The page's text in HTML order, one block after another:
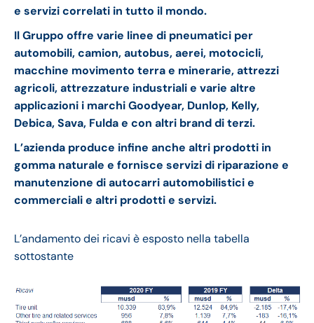
e servizi correlati in tutto il mondo.
Il Gruppo offre varie linee di pneumatici per
automobili, camion, autobus, aerei, motocicli,
macchine movimento terra e minerarie, attrezzi
agricoli, attrezzature industriali e varie altre
applicazioni i marchi Goodyear, Dunlop, Kelly,
Debica, Sava, Fulda e con altri brand di terzi.
L’azienda produce infine anche altri prodotti in
gomma naturale e fornisce servizi di riparazione e
manutenzione di autocarri automobilistici e
commerciali e altri prodotti e servizi.
L’andamento dei ricavi è esposto nella tabella
sottostante